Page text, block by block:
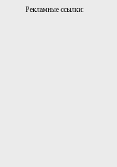
Рекламные ссылки: